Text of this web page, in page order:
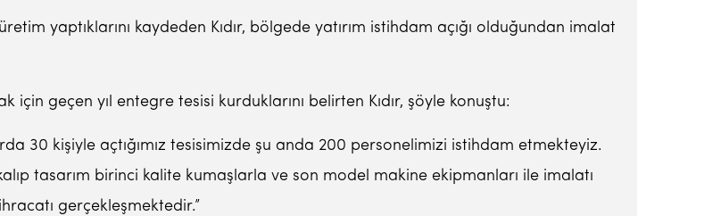
yaptıklarını kaydeden Kıdır, bölgede yatırım istihdam açığı olduğundan imalat
için geçen yıl entegre tesisi kurduklarını belirten Kıdır, şöyle konuştu:
30 kişiyle açtığımız tesisimizde şu anda 200 personelimizi istihdam etmekteyiz.
tasarım birinci kalite kumaşlarla ve son model makine ekipmanları ile imalatı
gerçekleşmektedir.”